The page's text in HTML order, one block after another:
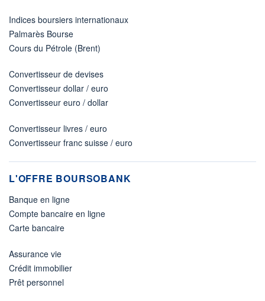
Indices boursiers internationaux
Palmarès Bourse
Cours du Pétrole (Brent)
Convertisseur de devises
Convertisseur dollar / euro
Convertisseur euro / dollar
Convertisseur livres / euro
Convertisseur franc suisse / euro
L'OFFRE BOURSOBANK
Banque en ligne
Compte bancaire en ligne
Carte bancaire
Assurance vie
Crédit immobilier
Prêt personnel